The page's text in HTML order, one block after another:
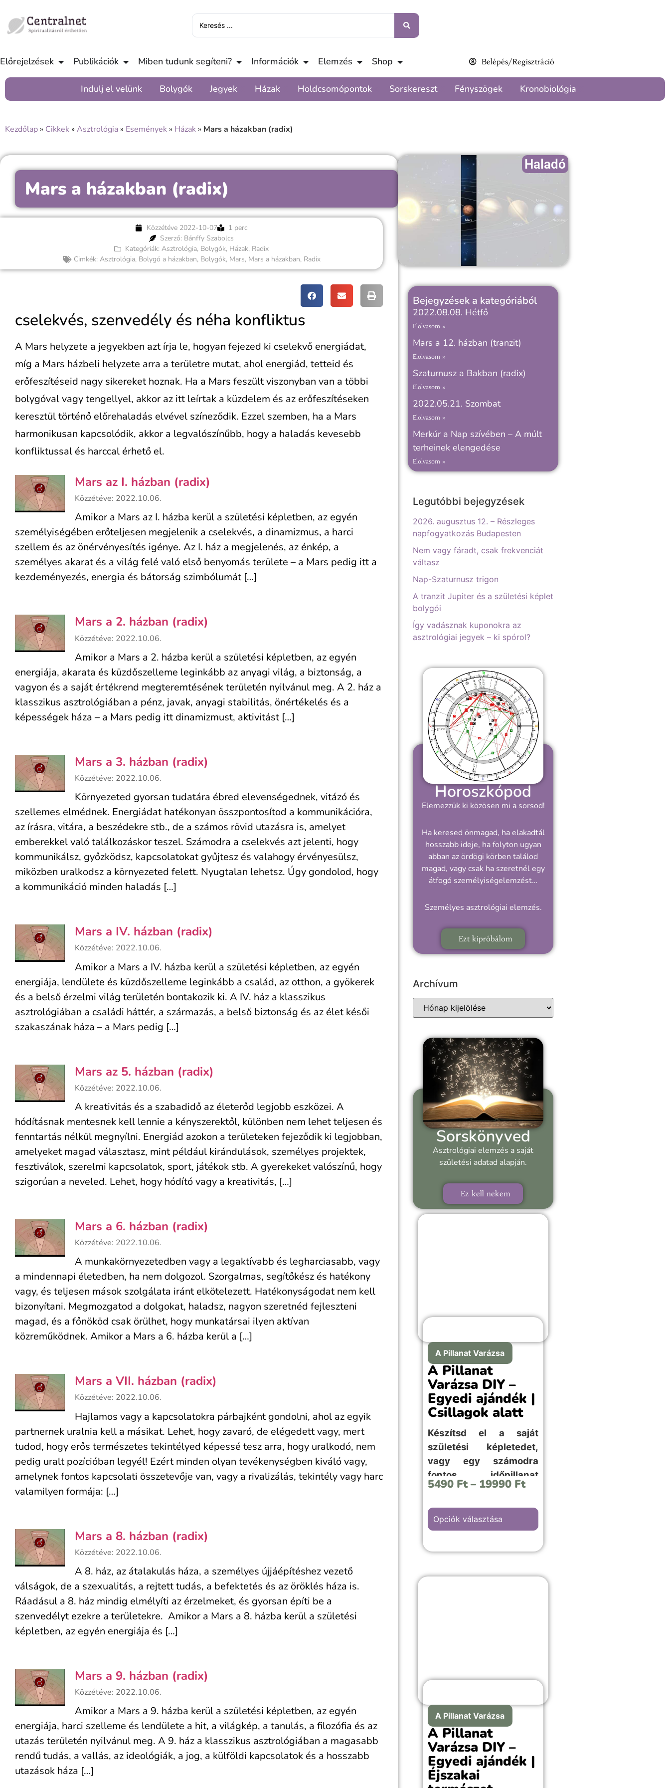
Előrejelzések Publikációk Miben tudunk segíteni? Információk Elemzés Shop Belépés/Regisztráció
Indulj el velünk Bolygók Jegyek Házak Holdcsomópontok Sorskereszt Fényszögek Kronobiológia
Kezdőlap » Cikkek » Asztrológia » Események » Házak » Mars a házakban (radix)
Mars a házakban (radix)
Közzétéve 2022-10-07
1 perc
Szerző: Bánffy Szabolcs
Kategóriák: Asztrológia, Bolygók, Házak, Radix
Cimkék: Asztrológia, Bolygó a házakban, Bolygók, Mars, Mars a házakban, Radix
cselekvés, szenvedély és néha konfliktus
A Mars helyzete a jegyekben azt írja le, hogyan fejezed ki cselekvő energiádat,
míg a Mars házbeli helyzete arra a területre mutat, ahol energiád, tetteid és
erőfeszítéseid nagy sikereket hoznak. Ha a Mars feszült viszonyban van a többi
bolygóval vagy tengellyel, akkor az itt leírtak a küzdelem és az erőfeszítéseken
keresztül történő előrehaladás elvével színeződik. Ezzel szemben, ha a Mars
harmonikusan kapcsolódik, akkor a legvalószínűbb, hogy a haladás kevesebb
konfliktussal és harccal érhető el.
Mars az I. házban (radix)
Közzétéve: 2022.10.06.
Amikor a Mars az I. házba kerül a születési képletben, az egyén
személyiségében erőteljesen megjelenik a cselekvés, a dinamizmus, a harci
szellem és az önérvényesítés igénye. Az I. ház a megjelenés, az énkép, a
személyes akarat és a világ felé való első benyomás területe – a Mars pedig itt a
kezdeményezés, energia és bátorság szimbólumát […]
Mars a 2. házban (radix)
Közzétéve: 2022.10.06.
Amikor a Mars a 2. házba kerül a születési képletben, az egyén
energiája, akarata és küzdőszelleme leginkább az anyagi világ, a biztonság, a
vagyon és a saját értékrend megteremtésének területén nyilvánul meg. A 2. ház a
klasszikus asztrológiában a pénz, javak, anyagi stabilitás, önértékelés és a
képességek háza – a Mars pedig itt dinamizmust, aktivitást […]
Mars a 3. házban (radix)
Közzétéve: 2022.10.06.
Környezeted gyorsan tudatára ébred elevenségednek, vitázó és
szellemes elmédnek. Energiádat hatékonyan összpontosítod a kommunikációra,
az írásra, vitára, a beszédekre stb., de a számos rövid utazásra is, amelyet
emberekkel való találkozáskor teszel. Számodra a cselekvés azt jelenti, hogy
kommunikálsz, győzködsz, kapcsolatokat gyűjtesz és valahogy érvényesülsz,
miközben uralkodsz a környezeted felett. Nyugtalan lehetsz. Úgy gondolod, hogy
a kommunikáció minden haladás […]
Mars a IV. házban (radix)
Közzétéve: 2022.10.06.
Amikor a Mars a IV. házba kerül a születési képletben, az egyén
energiája, lendülete és küzdőszelleme leginkább a család, az otthon, a gyökerek
és a belső érzelmi világ területén bontakozik ki. A IV. ház a klasszikus
asztrológiában a családi háttér, a származás, a belső biztonság és az élet késői
szakaszának háza – a Mars pedig […]
Mars az 5. házban (radix)
Közzétéve: 2022.10.06.
A kreativitás és a szabadidő az életerőd legjobb eszközei. A
hódításnak mentesnek kell lennie a kényszerektől, különben nem lehet teljesen és
fenntartás nélkül megnyílni. Energiád azokon a területeken fejeződik ki legjobban,
amelyeket magad választasz, mint például kirándulások, személyes projektek,
fesztiválok, szerelmi kapcsolatok, sport, játékok stb. A gyerekeket valószínű, hogy
szigorúan a neveled. Lehet, hogy hódító vagy a kreativitás, […]
Mars a 6. házban (radix)
Közzétéve: 2022.10.06.
A munkakörnyezetedben vagy a legaktívabb és legharciasabb, vagy
a mindennapi életedben, ha nem dolgozol. Szorgalmas, segítőkész és hatékony
vagy, és teljesen mások szolgálata iránt elkötelezett. Hatékonyságodat nem kell
bizonyítani. Megmozgatod a dolgokat, haladsz, nagyon szeretnéd fejleszteni
magad, és a főnököd csak örülhet, hogy munkatársai ilyen aktívan
közreműködnek. Amikor a Mars a 6. házba kerül a […]
Mars a VII. házban (radix)
Közzétéve: 2022.10.06.
Hajlamos vagy a kapcsolatokra párbajként gondolni, ahol az egyik
partnernek uralnia kell a másikat. Lehet, hogy zavaró, de elégedett vagy, mert
tudod, hogy erős természetes tekintélyed képessé tesz arra, hogy uralkodó, nem
pedig uralt pozícióban legyél! Ezért minden olyan tevékenységben kiváló vagy,
amelynek fontos kapcsolati összetevője van, vagy a rivalizálás, tekintély vagy harc
valamilyen formája: […]
Mars a 8. házban (radix)
Közzétéve: 2022.10.06.
A 8. ház, az átalakulás háza, a személyes újjáépítéshez vezető
válságok, de a szexualitás, a rejtett tudás, a befektetés és az öröklés háza is.
Ráadásul a 8. ház mindig elmélyíti az érzelmeket, és gyorsan építi be a
szenvedélyt ezekre a területekre. Amikor a Mars a 8. házba kerül a születési
képletben, az egyén energiája és […]
Mars a 9. házban (radix)
Közzétéve: 2022.10.06.
Amikor a Mars a 9. házba kerül a születési képletben, az egyén
energiája, harci szelleme és lendülete a hit, a világkép, a tanulás, a filozófia és az
utazás területén nyilvánul meg. A 9. ház a klasszikus asztrológiában a magasabb
rendű tudás, a vallás, az ideológiák, a jog, a külföldi kapcsolatok és a hosszabb
utazások háza […]
Haladó
Bejegyzések a kategóriából
2022.08.08. Hétfő
Elolvasom »
Mars a 12. házban (tranzit)
Elolvasom »
Szaturnusz a Bakban (radix)
Elolvasom »
2022.05.21. Szombat
Elolvasom »
Merkúr a Nap szívében – A múlt
terheinek elengedése
Elolvasom »
Legutóbbi bejegyzések
2026. augusztus 12. – Részleges
napfogyatkozás Budapesten
Nem vagy fáradt, csak frekvenciát
váltasz
Nap-Szaturnusz trigon
A tranzit Jupiter és a születési képlet
bolygói
Így vadásznak kuponokra az
asztrológiai jegyek – ki spórol?
Horoszkópod
Elemezzük ki közösen mi a sorsod!
Ha keresed önmagad, ha elakadtál
hosszabb ideje, ha folyton ugyan
abban az ördögi körben találod
magad, vagy csak ha szeretnél egy
átfogó személyiségelemzést…
Személyes asztrológiai elemzés.
Ezt kipróbálom
Archívum
Sorskönyved
Asztrológiai elemzés a saját
születési adatad alapján.
Ez kell nekem
A Pillanat Varázsa
A Pillanat
Varázsa DIY –
Egyedi ajándék |
Csillagok alatt
Készítsd el a saját
születési képletedet,
vagy egy számodra
fontos időpillanat
képletét egyszerűen!
kép választása, bármilyen
5490 Ft – 19990 Ft
Opciók választása
A Pillanat Varázsa
A Pillanat
Varázsa DIY –
Egyedi ajándék |
Éjszakai